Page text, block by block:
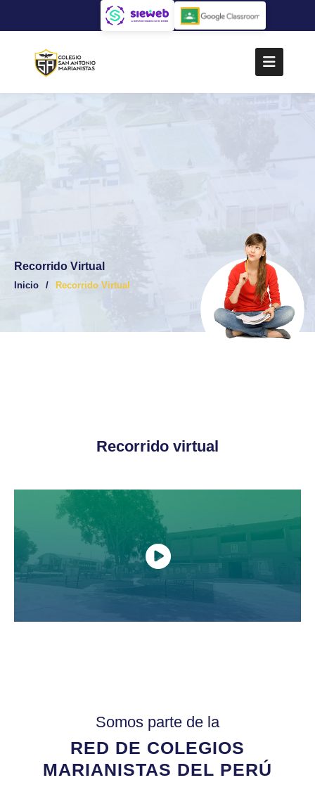
Recorrido Virtual
Inicio Recorrido Virtual
Recorrido virtual
Somos parte de la
RED DE COLEGIOS
MARIANISTAS DEL PERÚ